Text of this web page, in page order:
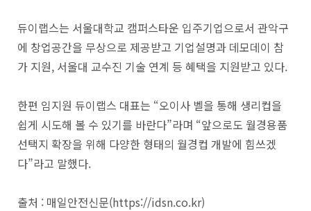
듀이랩스는 서울대학교 캠퍼스타운 입주기업으로서 관악구
에 창업공간을 무상으로 제공받고 기업설명과 데모데이 참
가 지원, 서울대 교수진 기술 연계 등 혜택을 지원받고 있다.
한편 임지원 듀이랩스 대표는 “오이사 벨을 통해 생리컵을
쉽게 시도해 볼 수 있기를 바란다”라며 “앞으로도 월경용품
선택지 확장을 위해 다양한 형태의 월경컵 개발에 힘쓰겠
다”라고 말했다.
출처 : 매일안전신문(https://idsn.co.kr)